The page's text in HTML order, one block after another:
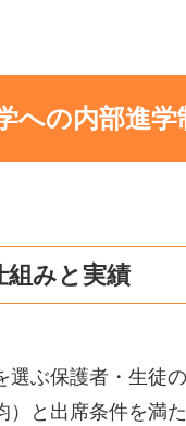
への内部進学
組みと実績
選ぶ保護者・生徒
）と出席条件を満